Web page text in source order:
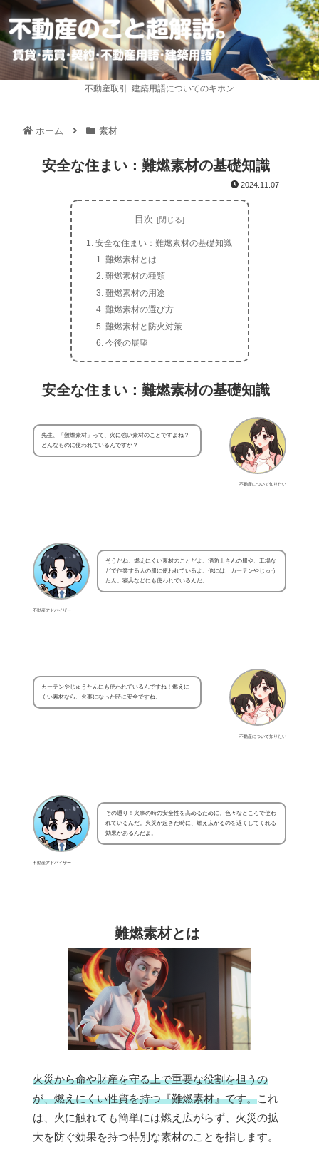
不動産取引･建築用語についてのキホン
ホーム 素材
安全な住まい：難燃素材の基礎知識
2024.11.07
目次
安全な住まい：難燃素材の基礎知識
難燃素材とは
難燃素材の種類
難燃素材の用途
難燃素材の選び方
難燃素材と防火対策
今後の展望
安全な住まい：難燃素材の基礎知識
不動産について知りたい
先生、「難燃素材」って、火に強い素材のことですよね？
どんなものに使われているんですか？
不動産アドバイザー
そうだね、燃えにくい素材のことだよ。消防士さんの服や、工場な
どで作業する人の服に使われているよ。他には、カーテンやじゅう
たん、寝具などにも使われているんだ。
不動産について知りたい
カーテンやじゅうたんにも使われているんですね！燃えに
くい素材なら、火事になった時に安全ですね。
不動産アドバイザー
その通り！火事の時の安全性を高めるために、色々なところで使わ
れているんだ。火災が起きた時に、燃え広がるのを遅くしてくれる
効果があるんだよ。
難燃素材とは
火災から命や財産を守る上で重要な役割を担うの
が、燃えにくい性質を持つ『難燃素材』です。これ
は、火に触れても簡単には燃え広がらず、火災の拡
大を防ぐ効果を持つ特別な素材のことを指します。